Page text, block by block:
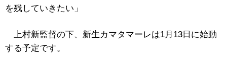
を残していきたい」
上村新監督の下、新生カマタマーレは1月13日に始動
する予定です。